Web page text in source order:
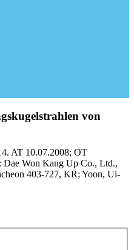
von
AT 10.07.2008; OT
Dae Won Kang Up Co., Ltd.,
403-727, KR; Yoon, Ui-